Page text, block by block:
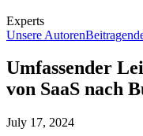
Experts
Unsere Autoren
Umfassender
von SaaS nach
July 17, 2024